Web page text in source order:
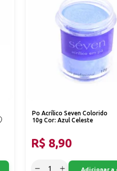
Po Acrílico Seven Colorido
10g Cor: Azul Celeste
R$ 8,90
Adicionar a